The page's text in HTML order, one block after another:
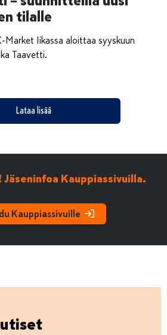
tilalle
Market Iikassa aloittaa syyskuun
Taavetti.
Lataa lisää
Kauppiassivuilla.
Kauppiassivuille